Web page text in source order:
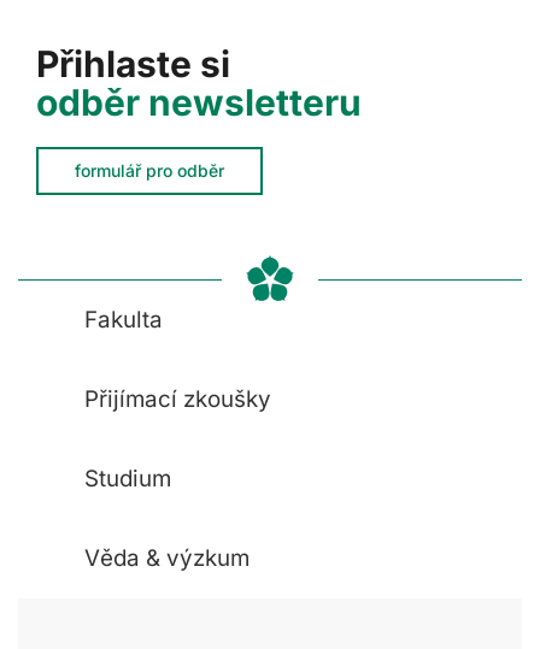
Přihlaste si
odběr newsletteru
formulář pro odběr
Fakulta
Přijímací zkoušky
Studium
Věda & výzkum